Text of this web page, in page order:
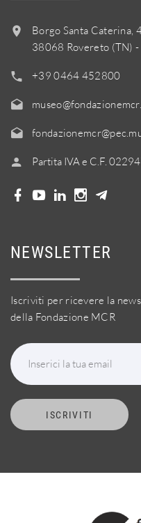
Borgo Santa Caterina,
38068 Rovereto (TN)
+39 0464 452800
Partita IVA e C.F.
NEWSLETTER
Iscriviti per ricevere la
della Fondazione MCR
Inserici la tua email
ISCRIVITI